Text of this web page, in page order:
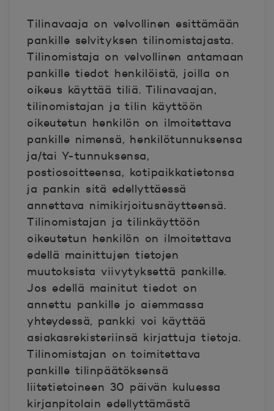
Tilinavaaja on velvollinen esittämään
pankille selvityksen tilinomistajasta.
Tilinomistaja on velvollinen antamaan
pankille tiedot henkilöistä, joilla on
oikeus käyttää tiliä. Tilinavaajan,
tilinomistajan ja tilin käyttöön
oikeutetun henkilön on ilmoitettava
pankille nimensä, henkilötunnuksensa
ja/tai Y-tunnuksensa,
postiosoitteensa, kotipaikkatietonsa
ja pankin sitä edellyttäessä
annettava nimikirjoitusnäytteensä.
Tilinomistajan ja tilinkäyttöön
oikeutetun henkilön on ilmoitettava
edellä mainittujen tietojen
muutoksista viivytyksettä pankille.
Jos edellä mainitut tiedot on
annettu pankille jo aiemmassa
yhteydessä, pankki voi käyttää
asiakasrekisteriinsä kirjattuja tietoja.
Tilinomistajan on toimitettava
pankille tilinpäätöksensä
liitetietoineen 30 päivän kuluessa
kirjanpitolain edellyttämästä